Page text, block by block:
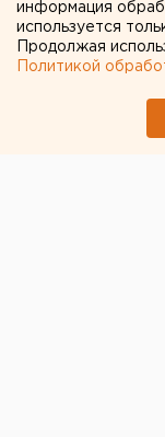
информация
используется
Продолжая
Политикой